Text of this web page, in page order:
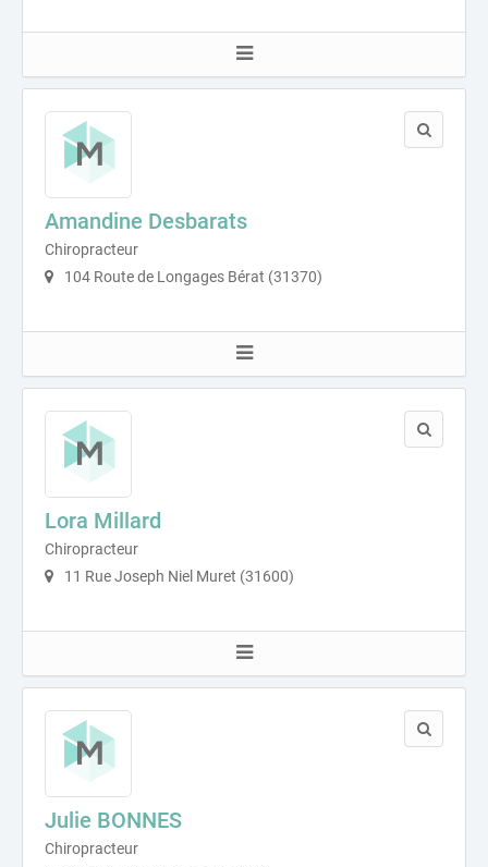
Amandine Desbarats
Chiropracteur
104 Route de Longages Bérat (31370)
Lora Millard
Chiropracteur
11 Rue Joseph Niel Muret (31600)
Julie BONNES
Chiropracteur